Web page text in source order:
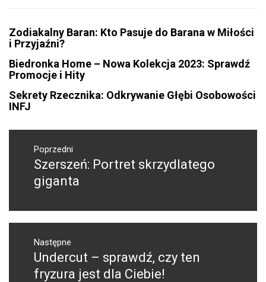
Zodiakalny Baran: Kto Pasuje do Barana w Miłości
i Przyjaźni?
Biedronka Home – Nowa Kolekcja 2023: Sprawdź
Promocje i Hity
Sekrety Rzecznika: Odkrywanie Głębi Osobowości
INFJ
Nawigacja
wpisuPoprzedni
Poprzedni
wpis:
Szerszeń: Portret skrzydlatego
giganta
Następne
Następny
post:
Undercut – sprawdź, czy ten
fryzura jest dla Ciebie!